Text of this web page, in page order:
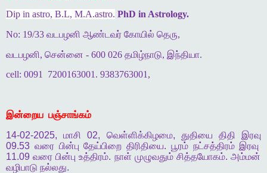
Dip in astro, B.L, M.A.astro. PhD in Astrology.
No: 19/33 வடபழனி ஆண்டவர் கோயில் தெரு,
வடபழனி, சென்னை - 600 026 தமிழ்நாடு, இந்தியா.
cell: 0091 7200163001. 9383763001,
இன்றைய பஞ்சாங்கம்
14-02-2025,மாசி 02, வெள்ளிக்கிழமை, துதியை திதி
இரவு
09.53 வரை பின்பு தேய்பிறை திரிதியை. பூரம் நட்சத்திரம் இரவு
11.09வரை பின்பு உத்திரம். நாள் முழுவதும் சித்தயோகம். அம்மன்
வழிபாடு நல்லது.